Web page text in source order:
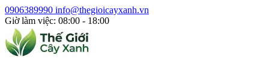
0906389990 info@thegioicayxanh.vn
Giờ làm việc: 08:00 - 18:00